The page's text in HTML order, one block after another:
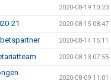
2020-08-19 10:23
21 2020-08-15 08:47
2020-08-14 15:11
2020-08-13 07:55
2020-08-09 11:01